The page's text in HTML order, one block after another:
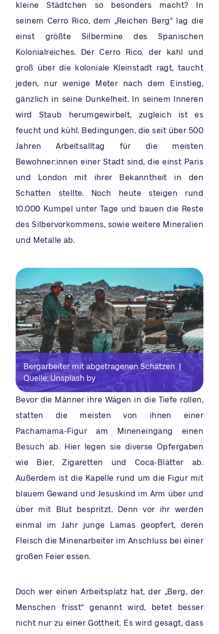
kleine Städtchen so besonders macht? In
seinem Cerro Rico, dem „Reichen Berg“ lag die
einst größte Silbermine des Spanischen
Kolonialreiches. Der Cerro Rico, der kahl und
groß über die koloniale Kleinstadt ragt, taucht
jeden, nur wenige Meter nach dem Einstieg,
gänzlich in seine Dunkelheit. In seinem Inneren
wird Staub herumgewirbelt, zugleich ist es
feucht und kühl. Bedingungen, die seit über 500
Jahren Arbeitsalltag für die meisten
Bewohner:innen einer Stadt sind, die einst Paris
und London mit ihrer Bekanntheit in den
Schatten stellte. Noch heute steigen rund
10.000 Kumpel unter Tage und bauen die Reste
des Silbervorkommens, sowie weitere Mineralien
und Metalle ab.
Bergarbeiter mit abgetragenen Schätzen |
Quelle: Unsplash byPedro Henrique Santos
Bevor die Männer ihre Wägen in die Tiefe rollen,
statten die meisten von ihnen einer
Pachamama-Figur am Mineneingang einen
Besuch ab. Hier legen sie diverse Opfergaben
wie Bier, Zigaretten und Coca-Blätter ab.
Außerdem ist die Kapelle rund um die Figur mit
blauem Gewand und Jesuskind im Arm über und
über mit Blut bespritzt. Denn vor ihr werden
einmal im Jahr junge Lamas geopfert, deren
Fleisch die Minenarbeiter im Anschluss bei einer
großen Feier essen.
Doch wer einen Arbeitsplatz hat, der „Berg, der
Menschen frisst“ genannt wird, betet besser
nicht nur zu einer Gottheit. Es wird gesagt, dass